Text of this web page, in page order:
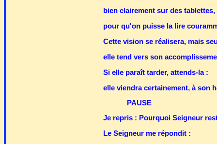
bien clairement sur des tablettes,
pour qu'on puisse la lire
Cette vision se réalisera, mais
elle tend vers son
Si elle paraît tarder, attends-la :
elle viendra certainement, à son
PAUSE
Je repris : Pourquoi Seigneur
Le Seigneur me répondit :